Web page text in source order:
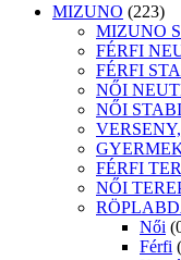
MIZUNO (223)
MIZUNO
FÉRFI
FÉRFI
NŐI
NŐI
FÉRFI
NŐI
Női
Férfi